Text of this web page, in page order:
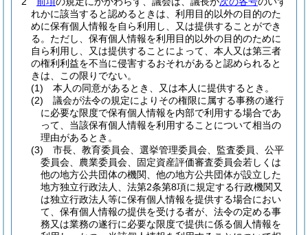
れかに該当すると認めるときは、利用目的以外の目的のた
めに保有個人情報を自ら利用し、又は提供することができ
る。 ただし、保有個人情報を利用目的以外の目的のために
自ら利用し、又は提供することによって、本人又は第三者
の権利利益を不当に侵害するおそれがあると認められると
きは、この限りでない。
(1)
本人の同意があるとき、又は本人に提供するとき。
(2)
議会が法令の規定によりその権限に属する事務の遂行
に必要な限度で保有個人情報を内部で利用する場合であ
って、当該保有個人情報を利用することについて相当の
理由があるとき。
(3)
市長、教育委員会、選挙管理委員会、監査委員、公平
委員会、農業委員会、固定資産評価審査委員会若しくは
他の地方公共団体の機関、他の地方公共団体が設立した
地方独立行政法人、法第2条第8項に規定する行政機関又
は独立行政法人等に保有個人情報を提供する場合におい
て、保有個人情報の提供を受ける者が、法令の定める事
務又は業務の遂行に必要な限度で提供に係る個人情報を